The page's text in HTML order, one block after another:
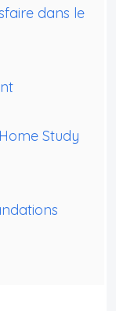
dans le
Study